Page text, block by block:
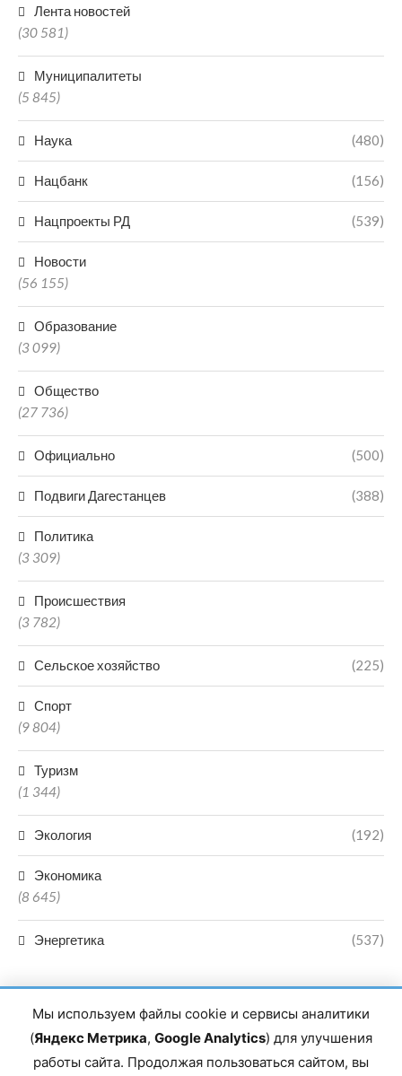
Лента новостей
(30 581)
Муниципалитеты
(5 845)
Наука (480)
Нацбанк (156)
Нацпроекты РД (539)
Новости
(56 155)
Образование
(3 099)
Общество
(27 736)
Официально (500)
Подвиги Дагестанцев (388)
Политика
(3 309)
Происшествия
(3 782)
Сельское хозяйство (225)
Спорт
(9 804)
Туризм
(1 344)
Экология (192)
Экономика
(8 645)
Энергетика (537)
Главный редактор сетевого издания Магомаев Тимур Нухович.
Мы используем файлы cookie и сервисы аналитики
(Яндекс Метрика, Google Analytics) для улучшения
работы сайта. Продолжая пользоваться сайтом, вы